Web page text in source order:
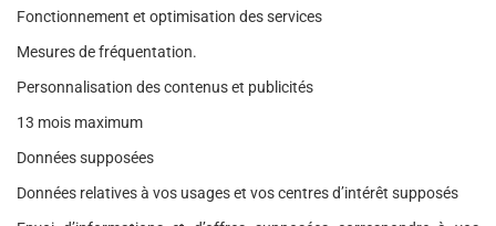
Fonctionnement et optimisation des services
Mesures de fréquentation.
Personnalisation des contenus et publicités
13 mois maximum
Données supposées
Données relatives à vos usages et vos centres d’intérêt supposés